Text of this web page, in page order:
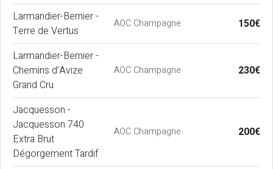
Larmandier-Bernier -
Terre de Vertus
AOC Champagne 150€
Larmandier-Bernier -
Chemins d’Avize
Grand Cru
AOC Champagne 230€
Jacquesson -
Jacquesson 740
Extra Brut
Dégorgement Tardif
AOC Champagne 200€